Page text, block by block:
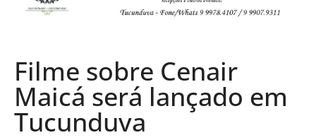
Filme sobre Cenair
Maicá será lançado em
Tucunduva